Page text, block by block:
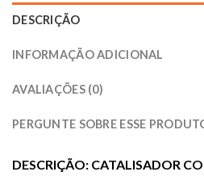
DESCRIÇÃO
INFORMAÇÃO ADICIONAL
AVALIAÇÕES (0)
PERGUNTE SOBRE ESSE
DESCRIÇÃO: CATALISADOR